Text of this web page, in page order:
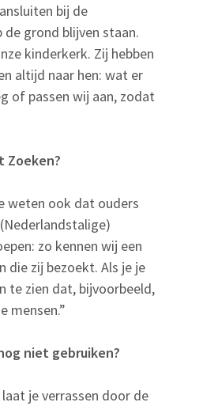
bij de
grond blijven staan.
kinderkerk. Zij hebben
altijd naar hen: wat er
of passen wij aan, zodat
Zoeken?
weten ook dat ouders
zo kennen wij een
die zij bezoekt. Als je je
te zien dat, bijvoorbeeld,
mensen.”
niet gebruiken?
je verrassen door de